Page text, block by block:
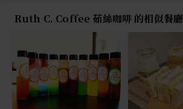
Ruth C. Coffee 茹絲咖啡 的相似餐廳